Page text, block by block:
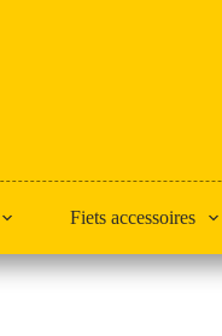
Fiets accessoires